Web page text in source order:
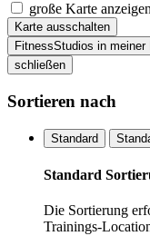
große Karte anzeigen
Karte ausschalten
FitnessStudios in meiner
schließen
Sortieren nach
Standard
Standard
Die Sortierung
Trainings-